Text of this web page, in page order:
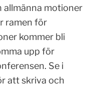
allmänna motioner
ramen för
kommer bli
upp för
Se i
att skriva och